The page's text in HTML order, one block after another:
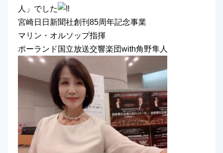
人」でした
宮崎日日新聞社創刊85周年記念事業
マリン・オルソップ指揮
ポーランド国立放送交響楽団with角野隼人